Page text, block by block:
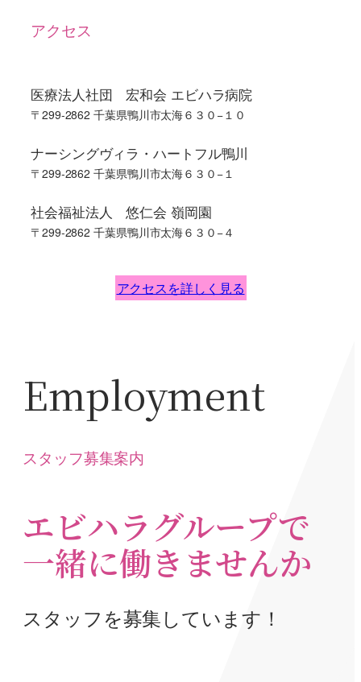
アクセス
医療法人社団 宏和会 エビハラ病院
〒299-2862 千葉県鴨川市太海６３０−１０
ナーシングヴィラ・ハートフル鴨川
〒299-2862 千葉県鴨川市太海６３０−１
社会福祉法人 悠仁会 嶺岡園
〒299-2862 千葉県鴨川市太海６３０−４
アクセスを詳しく見る
Employment
スタッフ募集案内
エビハラグループで
一緒に働きませんか
スタッフを募集しています！